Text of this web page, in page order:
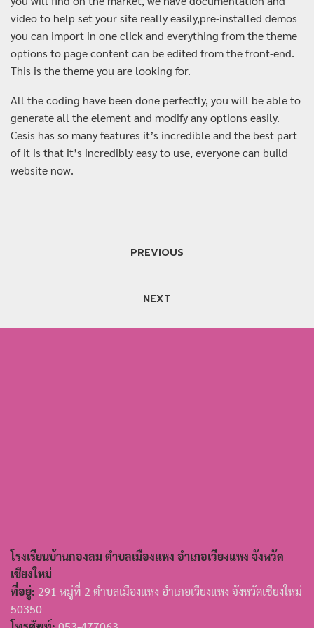
video to help set your site really easily,pre-installed demos
you can import in one click and everything from the theme
options to page content can be edited from the front-end.
This is the theme you are looking for.
All the coding have been done perfectly, you will be able to
generate all the element and modify any options easily.
Cesis has so many features it’s incredible and the best part
of it is that it’s incredibly easy to use, everyone can build
website now.
PREVIOUS
NEXT
โรงเรียนบ้านกองลม ตำบลเมืองแหง อำเภอเวียงแหง จังหวัด
เชียงใหม่
ที่อยู่: 291 หมู่ที่ 2 ตำบลเมืองแหง อำเภอเวียงแหง จังหวัดเชียงใหม่
50350